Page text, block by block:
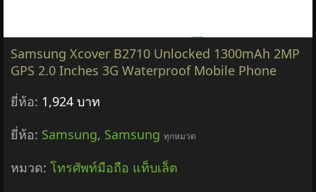
Samsung Xcover B2710 Unlocked 1300mAh 2MP
GPS 2.0 Inches 3G Waterproof Mobile Phone
ยี่ห้อ: 1,924 บาท
ยี่ห้อ: Samsung, Samsung ทุกหมวด
หมวด: โทรศัพท์มือถือ แท็บเล็ต